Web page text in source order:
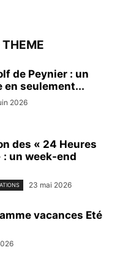
THEME
de Peynier : un
en seulement...
2026
des « 24 Heures
: un week-end
23 mai 2026
vacances Eté